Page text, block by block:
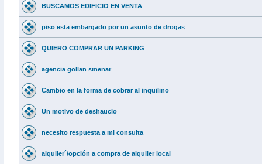
BUSCAMOS EDIFICIO EN VENTA
piso esta embargado por un asunto de drogas
QUIERO COMPRAR UN PARKING
agencia gollan smenar
Cambio en la forma de cobrar al inquilino
Un motivo de deshaucio
necesito respuesta a mi consulta
alquiler´/opción a compra de alquiler local